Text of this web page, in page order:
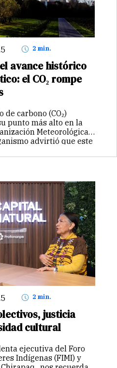
2 min.
avance histórico
el CO₂ rompe
carbono (CO₂)
punto más alto en la
Meteorológica
advirtió que este
Según…
2 min.
justicia
cultural
ejecutiva del Foro
Indígenas (FIMI) y